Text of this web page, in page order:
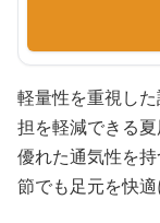
軽量性を重視し
担を軽減できる夏
優れた通気性を
節でも足元を快適